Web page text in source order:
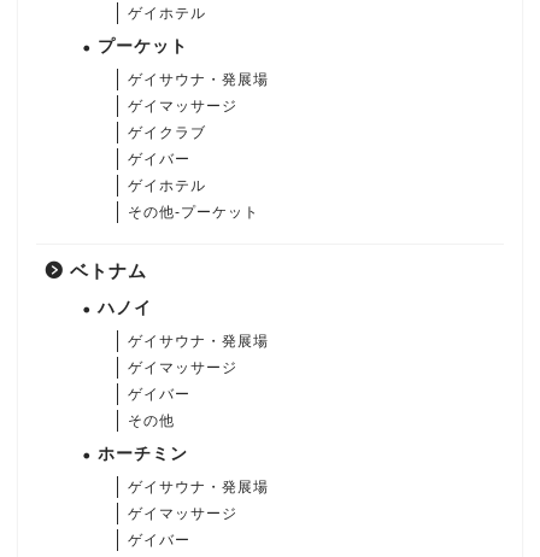
ゲイホテル
プーケット
ゲイサウナ・発展場
ゲイマッサージ
ゲイクラブ
ゲイバー
ゲイホテル
その他-プーケット
ベトナム
ハノイ
ゲイサウナ・発展場
ゲイマッサージ
ゲイバー
その他
ホーチミン
ゲイサウナ・発展場
ゲイマッサージ
ゲイバー